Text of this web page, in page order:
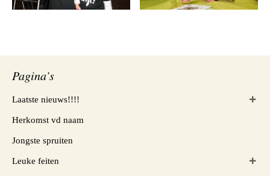
Pagina’s
Laatste nieuws!!!!
Herkomst vd naam
Jongste spruiten
Leuke feiten